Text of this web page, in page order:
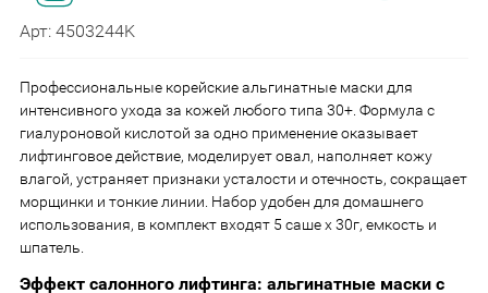
Арт: 4503244K
Профессиональные корейские альгинатные маски для
интенсивного ухода за кожей любого типа 30+. Формула с
гиалуроновой кислотой за одно применение оказывает
лифтинговое действие, моделирует овал, наполняет кожу
влагой, устраняет признаки усталости и отечность, сокращает
морщинки и тонкие линии. Набор удобен для домашнего
использования, в комплект входят 5 саше х 30г, емкость и
шпатель.
Эффект салонного лифтинга: альгинатные маски с